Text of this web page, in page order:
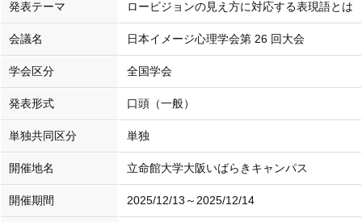
発表テーマ ロービジョンの見え方に対応する表現語とは
会議名 日本イメージ心理学会第 26 回大会
学会区分 全国学会
発表形式 口頭（一般）
単独共同区分 単独
開催地名 立命館大学大阪いばらきキャンパス
開催期間 2025/12/13～2025/12/14